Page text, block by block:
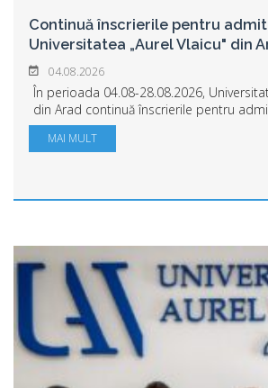
Continuă înscrierile pentru
Universitatea „Aurel Vlaicu" din
04.08.2026
În perioada 04.08-28.08.2026,
din Arad continuă înscrierile pentru
loc în sala 10 parter din clădirea
Bulevardul Revoluției, nr. 7...
MAI MULT